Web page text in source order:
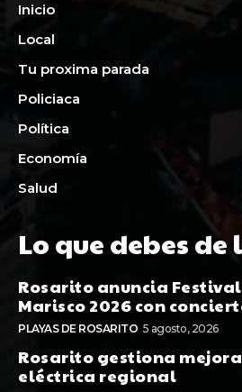
Inicio
Local
Tu proxima parada
Policiaca
Política
Economía
Salud
Lo que debes de
Rosarito anuncia
Marisco 2026 con
PLAYAS DE ROSARITO 5 agosto, 2026
Rosarito gestiona
eléctrica regional